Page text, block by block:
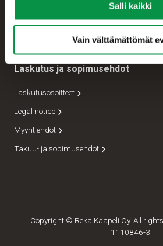
Salli kaikki
Vain välttämättömät
Laskutus ja sopimusehdot
Laskutusosoitteet
Legal notice
Myyntiehdot
Takuu- ja sopimusehdot
Copyright © Reka Kaapeli Oy. All
1110846-3